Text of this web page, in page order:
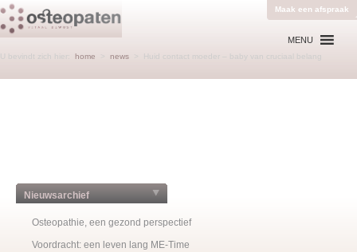
Maak een afspraak
MENU
U bevindt zich hier: home news Huid contact moeder – baby van cruciaal belang
Nieuwsarchief
Osteopathie, een gezond perspectief
Voordracht: een leven lang ME-Time